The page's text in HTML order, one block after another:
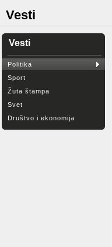
Vesti
Vesti
Politika
Sport
Žuta štampa
Svet
Društvo i ekonomija